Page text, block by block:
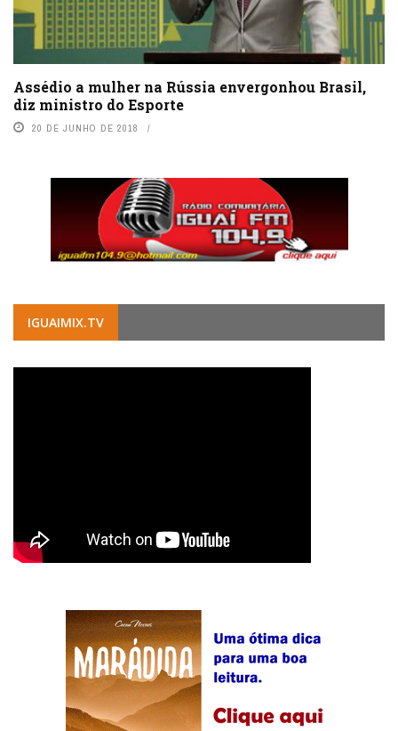
Assédio a mulher na Rússia envergonhou Brasil,
diz ministro do Esporte
20 DE JUNHO DE 2018
IGUAIMIX.TV